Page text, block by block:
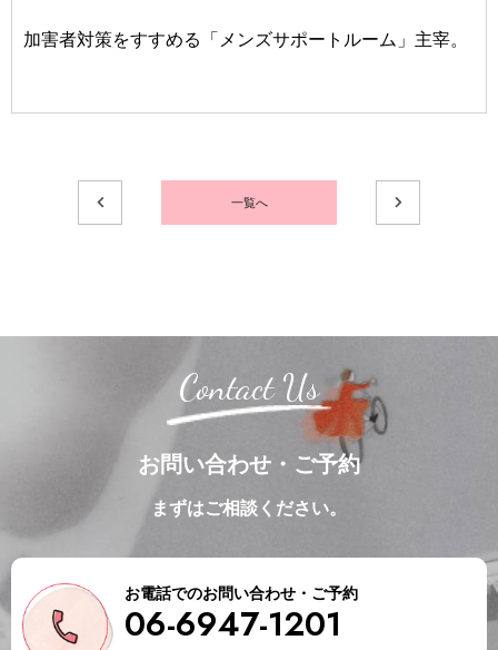
加害者対策をすすめる「メンズサポートルーム」主宰。
一覧へ
Contact Us
お問い合わせ・ご予約
まずはご相談ください。
お電話でのお問い合わせ・ご予約
06-6947-1201